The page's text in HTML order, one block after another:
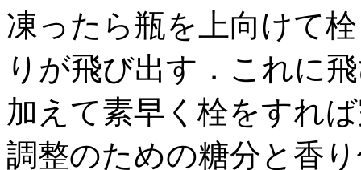
凍ったら瓶を上向けて
りが飛び出す．これに
加えて素早く栓をすれ
調整のための糖分と香